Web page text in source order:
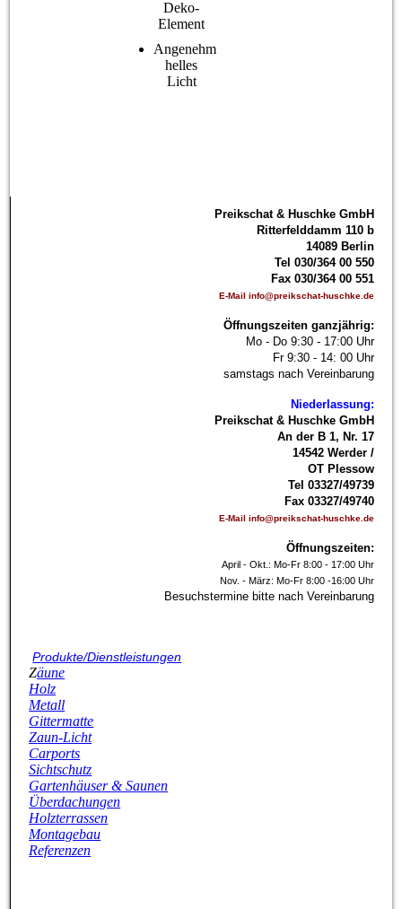
Deko-
Element
Angenehm
helles
Licht
Preikschat & Huschke GmbH
Ritterfelddamm 110 b
14089 Berlin
Tel 030/364 00 550
Fax 030/364 00 551
E-Mail info@preikschat-huschke.de
Öffnungszeiten ganzjährig:
Mo - Do 9:30 - 17:00 Uhr
Fr 9:30 - 14: 00 Uhr
samstags nach Vereinbarung
Niederlassung:
Preikschat & Huschke GmbH
An der B 1, Nr. 17
14542 Werder /
OT Plessow
Tel 03327/49739
Fax 03327/49740
E-Mail info@preikschat-huschke.de
Öffnungszeiten:
April - Okt.: Mo-Fr 8:00 - 17:00 Uhr
Nov. - März: Mo-Fr 8:00 -16:00 Uhr
Besuchstermine bitte nach Vereinbarung
Produkte/Dienstleistungen
Zäune
Holz
Metall
Gittermatte
Zaun-Licht
Carports
Sichtschutz
Gartenhäuser & Saunen
Überdachungen
Holzterrassen
Montagebau
Referenzen